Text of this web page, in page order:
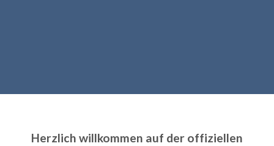
Herzlich willkommen auf der offiziellen